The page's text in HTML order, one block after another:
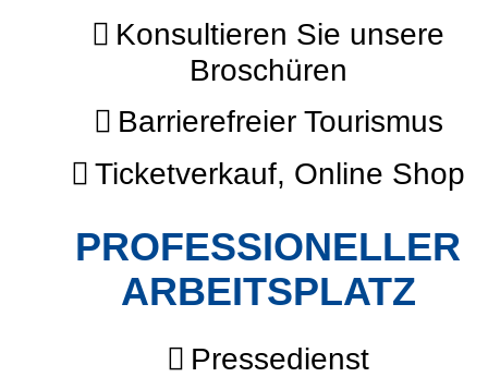
Konsultieren Sie unsere
Broschüren
Barrierefreier Tourismus
Ticketverkauf, Online Shop
PROFESSIONELLER
ARBEITSPLATZ
Pressedienst